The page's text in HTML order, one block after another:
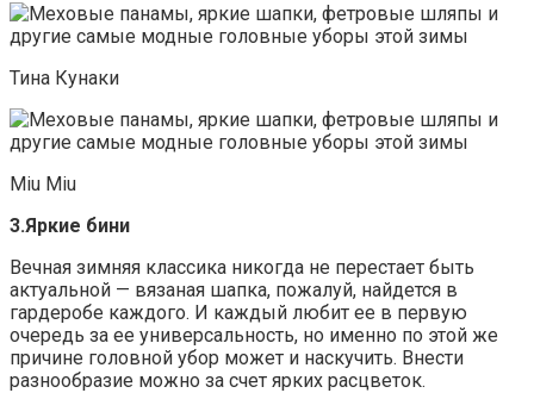
Тина Кунаки
Miu Miu
3.Яркие бини
Вечная зимняя классика никогда не перестает быть
актуальной — вязаная шапка, пожалуй, найдется в
гардеробе каждого. И каждый любит ее в первую
очередь за ее универсальность, но именно по этой же
причине головной убор может и наскучить. Внести
разнообразие можно за счет ярких расцветок.